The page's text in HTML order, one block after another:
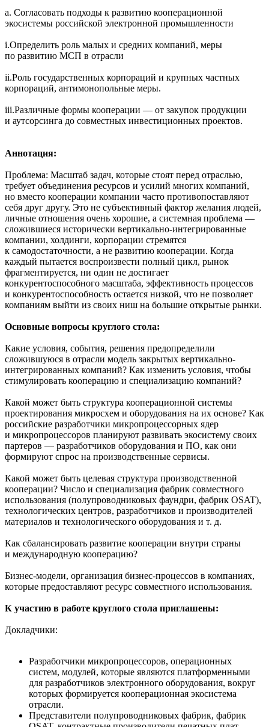
а. Согласовать подходы к развитию кооперационной
экосистемы российской электронной промышленности
i.Определить роль малых и средних компаний, меры
по развитию МСП в отрасли
ii.Роль государственных корпораций и крупных частных
корпораций, антимонопольные меры.
iii.Различные формы кооперации — от закупок продукции
и аутсорсинга до совместных инвестиционных проектов.
Аннотация:
Проблема: Масштаб задач, которые стоят перед отраслью,
требует объединения ресурсов и усилий многих компаний,
но вместо кооперации компании часто противопоставляют
себя друг другу. Это не субъективный фактор желания людей,
личные отношения очень хорошие, а системная проблема —
сложившиеся исторически вертикально-интегрированные
компании, холдинги, корпорации стремятся
к самодостаточности, а не развитию кооперации. Когда
каждый пытается воспроизвести полный цикл, рынок
фрагментируется, ни один не достигает
конкурентоспособного масштаба, эффективность процессов
и конкурентоспособность остается низкой, что не позволяет
компаниям выйти из своих ниш на большие открытые рынки.
Основные вопросы круглого стола:
Какие условия, события, решения предопределили
сложившуюся в отрасли модель закрытых вертикально-
интегрированных компаний? Как изменить условия, чтобы
стимулировать кооперацию и специализацию компаний?
Какой может быть структура кооперационной системы
проектирования микросхем и оборудования на их основе? Как
российские разработчики микропроцессорных ядер
и микропроцессоров планируют развивать экосистему своих
партеров — разработчиков оборудования и ПО, как они
формируют спрос на производственные сервисы.
Какой может быть целевая структура производственной
кооперации? Число и специализация фабрик совместного
использования (полупроводниковых фаундри, фабрик OSAT),
технологических центров, разработчиков и производителей
материалов и технологического оборудования и т. д.
Как сбалансировать развитие кооперации внутри страны
и международную кооперацию?
Бизнес-модели, организация бизнес-процессов в компаниях,
которые предоставляют ресурс совместного использования.
К участию в работе круглого стола приглашены:
Докладчики:
Разработчики микропроцессоров, операционных
систем, модулей, которые являются платформенными
для разработчиков электронного оборудования, вокруг
которых формируется кооперационная экосистема
отрасли.
Представители полупроводниковых фабрик, фабрик